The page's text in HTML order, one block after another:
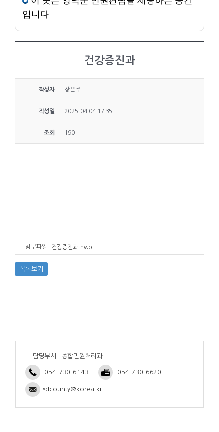
입니다
건강증진과
작성자 장은주
작성일 2025-04-04 17:35
조회 190
첨부파일 : 건강증진과.hwp
목록보기
담당부서 : 종합민원처리과
054-730-6143 054-730-6620
ydcounty@korea.kr